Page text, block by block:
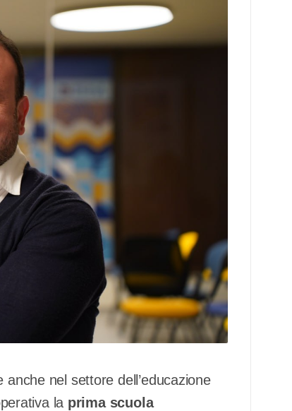
nel settore dell’educazione
la prima scuola